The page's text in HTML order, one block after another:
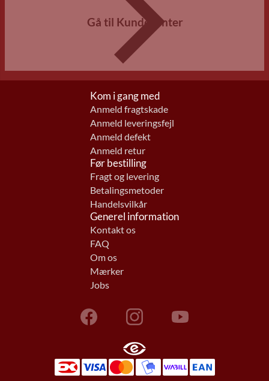
Gå til Kundecenter
Kom i gang med
Anmeld fragtskade
Anmeld leveringsfejl
Anmeld defekt
Anmeld retur
Før bestilling
Fragt og levering
Betalingsmetoder
Handelsvilkår
Generel information
Kontakt os
FAQ
Om os
Mærker
Jobs